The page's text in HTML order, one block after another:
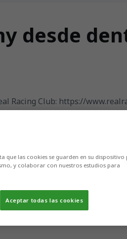
desde
Racing Club: https://
que las cookies se guarden en su dispositivo
y colaborar con nuestros estudios para
Aceptar todas las cookies